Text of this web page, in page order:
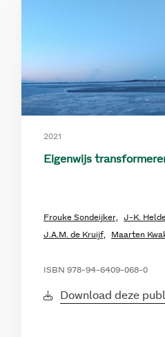
2021
Eigenwijs
Frouke Sondeijker, J-K.
J.A.M. de Kruijf, Maarten
ISBN 978-94-6409-068-0
Download deze